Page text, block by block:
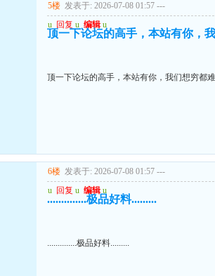
5楼 发表于: 2026-07-08 01:57 ---
u 回复 u 编辑 u
顶一下论坛的高手，本站有你，
顶一下论坛的高手，本站有你，我们想穷都
6楼 发表于: 2026-07-08 01:57 ---
u 回复 u 编辑 u
..............极品好料.........
..............极品好料.........